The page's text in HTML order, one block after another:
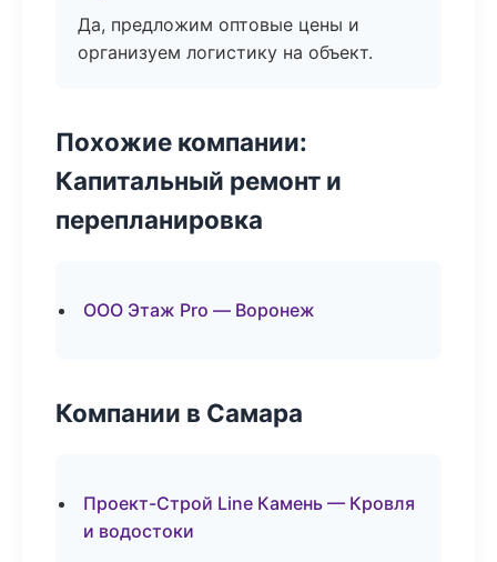
Да, предложим оптовые цены и
организуем логистику на объект.
Похожие компании:
Капитальный ремонт и
перепланировка
ООО Этаж Pro — Воронеж
Компании в Самара
Проект-Строй Line Камень — Кровля
и водостоки